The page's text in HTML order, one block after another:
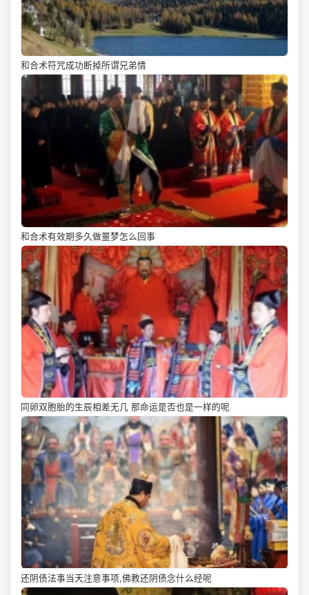
和合术符咒成功断掉所谓兄弟情
和合术有效期多久做噩梦怎么回事
同卵双胞胎的生辰相差无几 那命运是否也是一样的呢
还阴债法事当天注意事项,佛教还阴债念什么经呢